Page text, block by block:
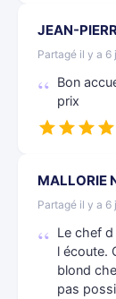
JEAN-
Partagé il y a
Bon
prix
MALLORIE
Partagé il y a
Le chef
l écoute.
blond
pas